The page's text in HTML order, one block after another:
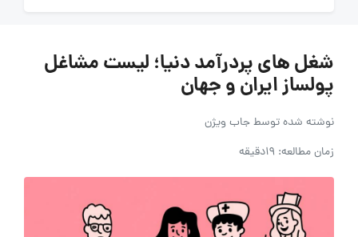
شغل های پردرآمد دنیا؛ لیست مشاغل
پولساز ایران و جهان
نوشته شده توسطجاب ویژن
زمان مطالعه: 19دقیقه